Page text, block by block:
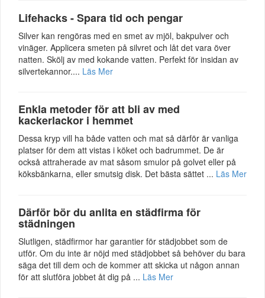
Lifehacks - Spara tid och pengar
Silver kan rengöras med en smet av mjöl, bakpulver och
vinäger. Applicera smeten på silvret och låt det vara över
natten. Skölj av med kokande vatten. Perfekt för insidan av
silvertekannor.... Läs Mer
Enkla metoder för att bli av med
kackerlackor i hemmet
Dessa kryp vill ha både vatten och mat så därför är vanliga
platser för dem att vistas i köket och badrummet. De är
också attraherade av mat såsom smulor på golvet eller på
köksbänkarna, eller smutsig disk. Det bästa sättet ... Läs Mer
Därför bör du anlita en städfirma för
städningen
Slutligen, städfirmor har garantier för städjobbet som de
utför. Om du inte är nöjd med städjobbet så behöver du bara
säga det till dem och de kommer att skicka ut någon annan
för att slutföra jobbet åt dig på ... Läs Mer